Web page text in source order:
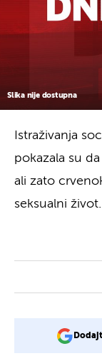
Slika nije dostupna
Istraživanja
pokazala su
ali zato
seksualni život.